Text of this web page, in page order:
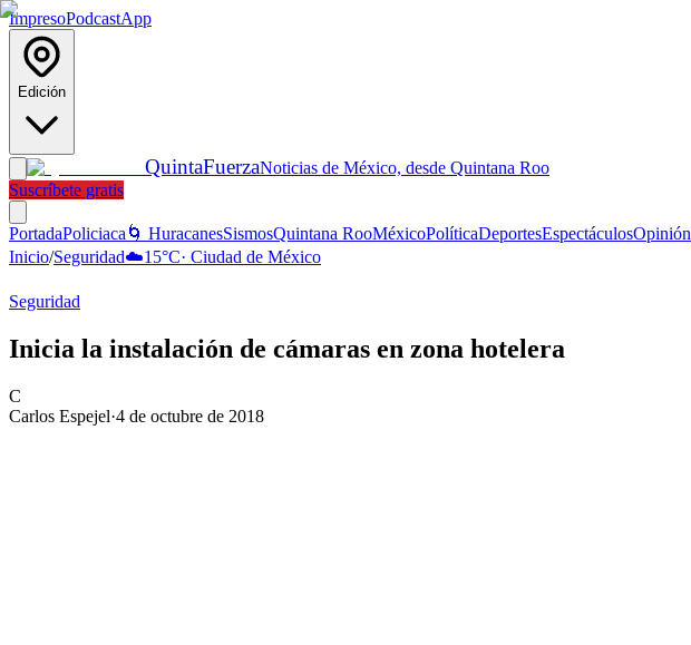
ImpresoPodcastApp
Edición
QuintaFuerzaNoticias de México, desde Quintana Roo
Suscríbete gratis
PortadaPoliciaca 🌀 HuracanesSismosQuintana RooMéxicoPolíticaDeportesEspectáculosOpinión
Inicio/Seguridad☁️15°C· Ciudad de México
Seguridad
Inicia la instalación de cámaras en zona hotelera
C
Carlos Espejel·4 de octubre de 2018